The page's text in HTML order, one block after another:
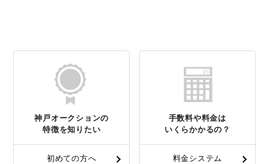
神戸オークションの
特徴を知りたい
初めての方へ
手数料や料金は
いくらかかるの？
料金システム